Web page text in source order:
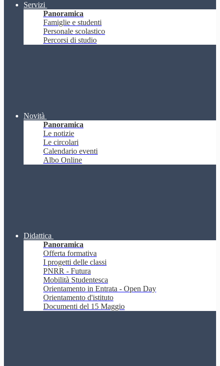
Servizi
Panoramica
Famiglie e studenti
Personale scolastico
Percorsi di studio
Novità
Panoramica
Le notizie
Le circolari
Calendario eventi
Albo Online
Didattica
Panoramica
Offerta formativa
I progetti delle classi
PNRR - Futura
Mobilità Studentesca
Orientamento in Entrata - Open Day
Orientamento d'istituto
Documenti del 15 Maggio